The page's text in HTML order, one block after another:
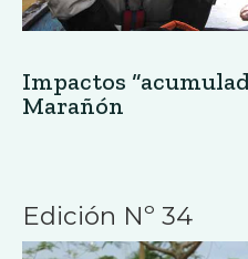
Impactos
Marañón
Edición Nº 34